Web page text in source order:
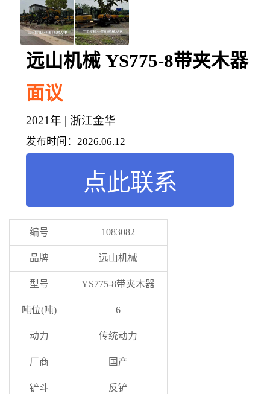
远山机械 YS775-8带夹木器
面议
2021年 | 浙江金华
发布时间： 2026.06.12
点此联系
编号 1083082
品牌 远山机械
型号 YS775-8带夹木器
吨位(吨) 6
动力 传统动力
厂商 国产
铲斗 反铲